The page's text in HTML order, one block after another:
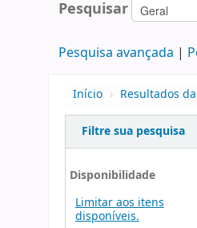
Pesquisar
Pesquisa avançada
Início › Resultados
Filtre sua pesquisa
Disponibilidade
Limitar aos itens
disponíveis.